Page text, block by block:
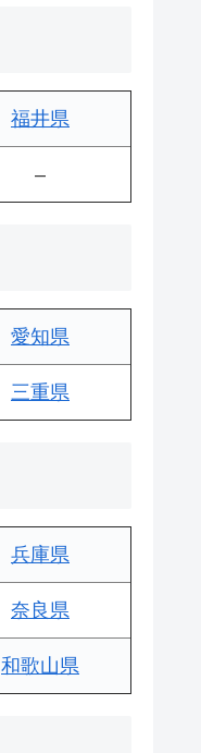
福井県
–
愛知県
三重県
兵庫県
奈良県
和歌山県